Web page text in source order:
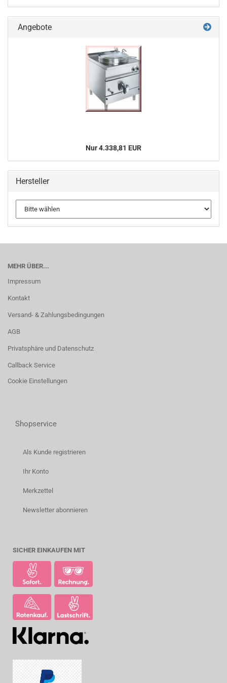
Angebote
Nur 4.338,81 EUR
Hersteller
MEHR ÜBER...
Impressum
Kontakt
Versand- & Zahlungsbedingungen
AGB
Privatsphäre und Datenschutz
Callback Service
Cookie Einstellungen
Shopservice
Als Kunde registrieren
Ihr Konto
Merkzettel
Newsletter abonnieren
SICHER EINKAUFEN MIT